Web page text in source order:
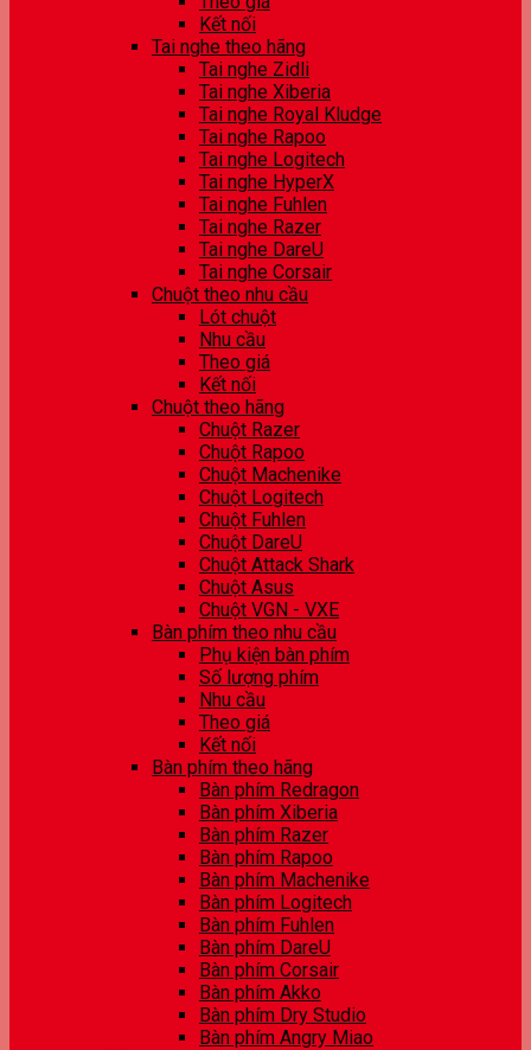
Kết nối
Tai nghe theo hãng
Tai nghe Zidli
Tai nghe Xiberia
Tai nghe Royal Kludge
Tai nghe Rapoo
Tai nghe Logitech
Tai nghe HyperX
Tai nghe Fuhlen
Tai nghe Razer
Tai nghe DareU
Tai nghe Corsair
Chuột theo nhu cầu
Lót chuột
Nhu cầu
Theo giá
Kết nối
Chuột theo hãng
Chuột Razer
Chuột Rapoo
Chuột Machenike
Chuột Logitech
Chuột Fuhlen
Chuột DareU
Chuột Attack Shark
Chuột Asus
Chuột VGN - VXE
Bàn phím theo nhu cầu
Phụ kiện bàn phím
Số lượng phím
Nhu cầu
Theo giá
Kết nối
Bàn phím theo hãng
Bàn phím Redragon
Bàn phím Xiberia
Bàn phím Razer
Bàn phím Rapoo
Bàn phím Machenike
Bàn phím Logitech
Bàn phím Fuhlen
Bàn phím DareU
Bàn phím Corsair
Bàn phím Akko
Bàn phím Dry Studio
Bàn phím Angry Miao